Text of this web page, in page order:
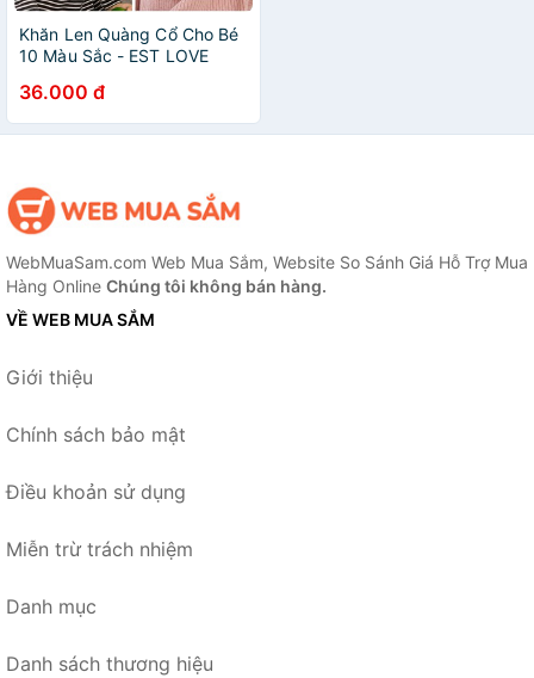
Khăn Len Quàng Cổ Cho Bé
10 Màu Sắc - EST LOVE
36.000 đ
WebMuaSam.com Web Mua Sắm, Website So Sánh Giá Hỗ Trợ Mua
Hàng Online Chúng tôi không bán hàng.
VỀ WEB MUA SẮM
Giới thiệu
Chính sách bảo mật
Điều khoản sử dụng
Miễn trừ trách nhiệm
Danh mục
Danh sách thương hiệu